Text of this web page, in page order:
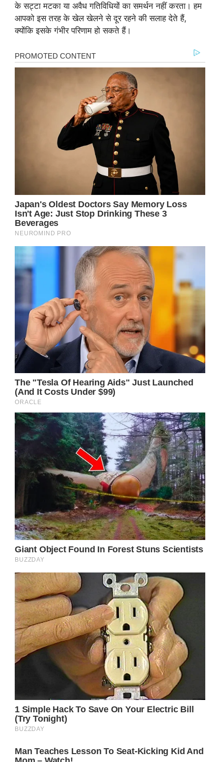
के सट्टा मटका या अवैध गतिविधियों का समर्थन नहीं करता। हम
आपको इस तरह के खेल खेलने से दूर रहने की सलाह देते हैं,
क्योंकि इसके गंभीर परिणाम हो सकते हैं।